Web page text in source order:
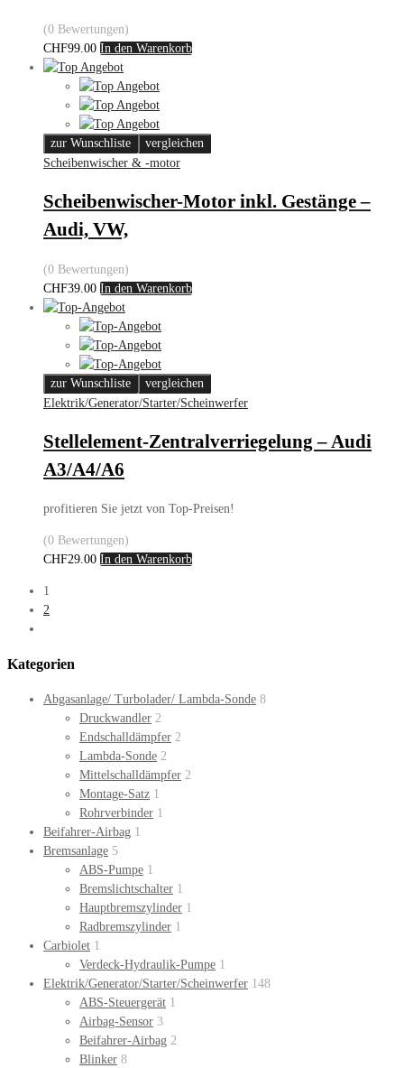
(0 Bewertungen)
CHF99.00 In den Warenkorb
zur Wunschliste
vergleichen
Scheibenwischer & -motor
Scheibenwischer-Motor inkl. Gestänge –
Audi, VW,
(0 Bewertungen)
CHF39.00 In den Warenkorb
zur Wunschliste
vergleichen
Elektrik/Generator/Starter/Scheinwerfer
Stellelement-Zentralverriegelung – Audi
A3/A4/A6
profitieren Sie jetzt von Top-Preisen!
(0 Bewertungen)
CHF29.00 In den Warenkorb
1
2
Kategorien
Abgasanlage/ Turbolader/ Lambda-Sonde 8
Druckwandler 2
Endschalldämpfer 2
Lambda-Sonde 2
Mittelschalldämpfer 2
Montage-Satz 1
Rohrverbinder 1
Beifahrer-Airbag 1
Bremsanlage 5
ABS-Pumpe 1
Bremslichtschalter 1
Hauptbremszylinder 1
Radbremszylinder 1
Carbiolet 1
Verdeck-Hydraulik-Pumpe 1
Elektrik/Generator/Starter/Scheinwerfer 148
ABS-Steuergerät 1
Airbag-Sensor 3
Beifahrer-Airbag 2
Blinker 8